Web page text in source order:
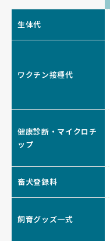
生体代
ワクチン接種代
健康診断・マイクロチ
ップ
畜犬登録料
飼育グッズ一式